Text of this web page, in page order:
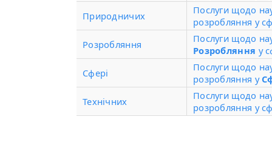
Природничих
Послуги щодо
розробляння у
Розробляння
Послуги щодо
Розробляння у
Сфері
Послуги щодо
розробляння у
Технічних
Послуги щодо
розробляння у